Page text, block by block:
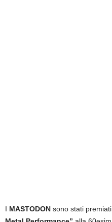
I MASTODON sono stati